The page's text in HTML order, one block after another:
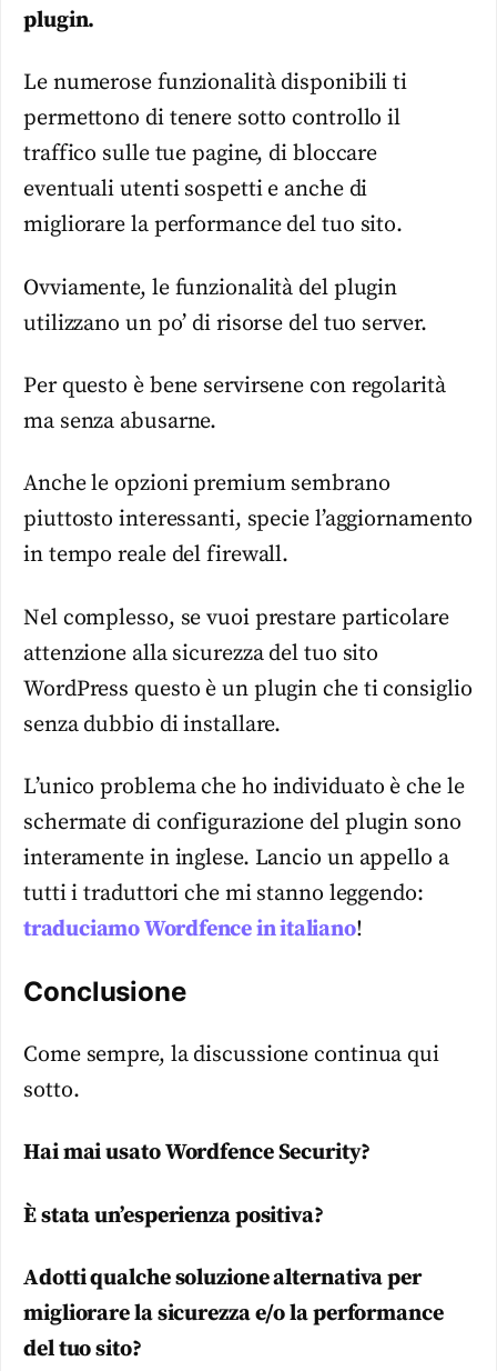
plugin.
Le numerose funzionalità disponibili ti
permettono di tenere sotto controllo il
traffico sulle tue pagine, di bloccare
eventuali utenti sospetti e anche di
migliorare la performance del tuo sito.
Ovviamente, le funzionalità del plugin
utilizzano un po’ di risorse del tuo server.
Per questo è bene servirsene con regolarità
ma senza abusarne.
Anche le opzioni premium sembrano
piuttosto interessanti, specie l’aggiornamento
in tempo reale del firewall.
Nel complesso, se vuoi prestare particolare
attenzione alla sicurezza del tuo sito
WordPress questo è un plugin che ti consiglio
senza dubbio di installare.
L’unico problema che ho individuato è che le
schermate di configurazione del plugin sono
interamente in inglese. Lancio un appello a
tutti i traduttori che mi stanno leggendo:
traduciamo Wordfence in italiano!
Conclusione
Come sempre, la discussione continua qui
sotto.
Hai mai usato Wordfence Security?
È stata un’esperienza positiva?
Adotti qualche soluzione alternativa per
migliorare la sicurezza e/o la performance
del tuo sito?